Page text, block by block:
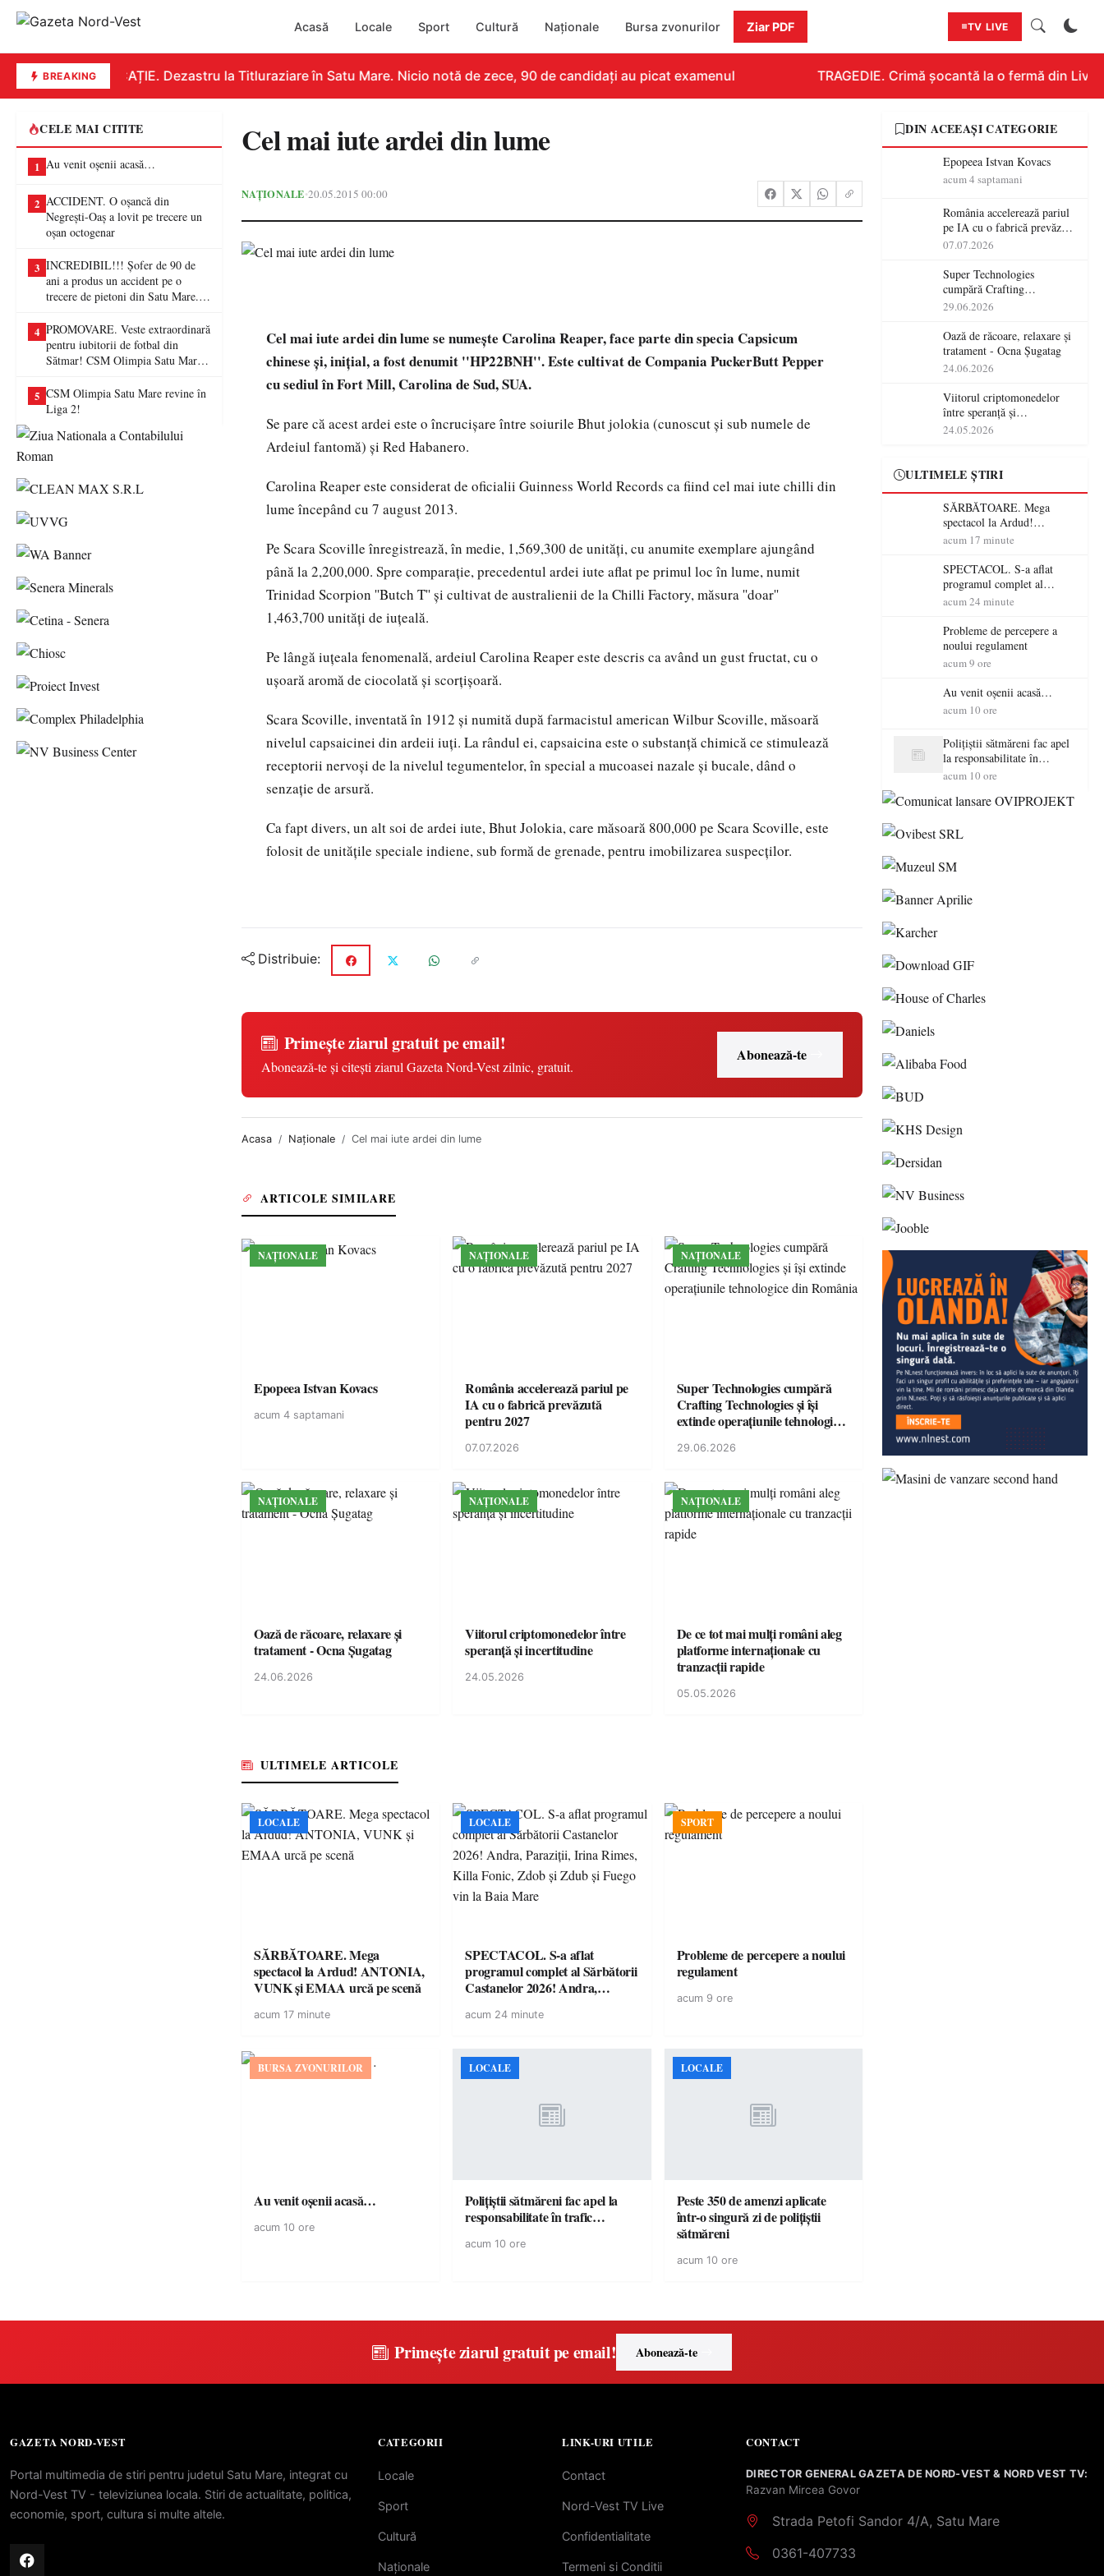
Acasă Locale Sport Cultură Naționale Bursa zvonurilor Ziar PDF TV LIVE
BREAKINGEDUCAȚIE. Dezastru la Titluraziare în Satu Mare. Nicio notă de zece, 90 de candidați au picat examenul TRAGEDIE. Crimă șocantă la o fermă din
CELE MAI CITITE
1 Au venit oșenii acasă…
2 ACCIDENT. O oșancă din
Negrești-Oaș a lovit pe trecere un
oșan octogenar
3 INCREDIBIL!!! Șofer de 90 de
ani a produs un accident pe o
trecere de pietoni din Satu Mare. O
4 PROMOVARE. Veste extraordinară
pentru iubitorii de fotbal din
Sătmar! CSM Olimpia Satu Mare
5 CSM Olimpia Satu Mare revine în
Liga 2!
Cel mai iute ardei din lume
NAȚIONALE•20.05.2015 00:00
Cel mai iute ardei din lume se numește Carolina Reaper, face parte din specia Capsicum
chinese și, inițial, a fost denumit ''HP22BNH''. Este cultivat de Compania PuckerButt Pepper
cu sediul în Fort Mill, Carolina de Sud, SUA.
Se pare că acest ardei este o încrucișare între soiurile Bhut jolokia (cunoscut și sub numele de
Ardeiul fantomă) și Red Habanero.
Carolina Reaper este considerat de oficialii Guinness World Records ca fiind cel mai iute chilli din
lume începând cu 7 august 2013.
Pe Scara Scoville înregistrează, în medie, 1,569,300 de unități, cu anumite exemplare ajungând
până la 2,200,000. Spre comparație, precedentul ardei iute aflat pe primul loc în lume, numit
Trinidad Scorpion ''Butch T'' și cultivat de australienii de la Chilli Factory, măsura ''doar''
1,463,700 unități de iuțeală.
Pe lângă iuțeala fenomenală, ardeiul Carolina Reaper este descris ca având un gust fructat, cu o
ușoară aromă de ciocolată și scorțișoară.
Scara Scoville, inventată în 1912 și numită după farmacistul american Wilbur Scoville, măsoară
nivelul capsaicinei din ardeii iuți. La rândul ei, capsaicina este o substanță chimică ce stimulează
receptorii nervoși de la nivelul tegumentelor, în special a mucoasei nazale și bucale, dând o
senzație de arsură.
Ca fapt divers, un alt soi de ardei iute, Bhut Jolokia, care măsoară 800,000 pe Scara Scoville, este
folosit de unitățile speciale indiene, sub formă de grenade, pentru imobilizarea suspecților.
Distribuie:
Primește ziarul gratuit pe email!
Abonează-te și citești ziarul Gazeta Nord-Vest zilnic, gratuit.
Abonează-te
Acasa Naționale Cel mai iute ardei din lume
ARTICOLE SIMILARE
NAȚIONALE
Epopeea Istvan Kovacs
acum 4 saptamani
NAȚIONALE
România accelerează pariul pe
IA cu o fabrică prevăzută
pentru 2027
07.07.2026
NAȚIONALE
Super Technologies cumpără
Crafting Technologies și își
extinde operațiunile tehnologice
29.06.2026
NAȚIONALE
Oază de răcoare, relaxare și
tratament - Ocna Șugatag
24.06.2026
NAȚIONALE
Viitorul criptomonedelor între
speranță și incertitudine
24.05.2026
NAȚIONALE
De ce tot mai mulți români aleg
platforme internaționale cu
tranzacții rapide
05.05.2026
ULTIMELE ARTICOLE
LOCALE
SĂRBĂTOARE. Mega
spectacol la Ardud! ANTONIA,
VUNK și EMAA urcă pe scenă
acum 17 minute
LOCALE
SPECTACOL. S-a aflat
programul complet al Sărbătorii
Castanelor 2026! Andra,
Fonic, Zdob și Zdub și Fuego
acum 24 minute
SPORT
Probleme de percepere a noului
regulament
acum 9 ore
BURSA ZVONURILOR
Au venit oșenii acasă…
acum 10 ore
LOCALE
Polițiștii sătmăreni fac apel la
responsabilitate în trafic…
acum 10 ore
LOCALE
Peste 350 de amenzi aplicate
într-o singură zi de polițiștii
sătmăreni
acum 10 ore
DIN ACEEAȘI CATEGORIE
Epopeea Istvan Kovacs
acum 4 saptamani
România accelerează pariul
pe IA cu o fabrică prevăzută
pentru 2027
07.07.2026
Super Technologies
cumpără Crafting
Technologies și își extinde
România
29.06.2026
Oază de răcoare, relaxare și
tratament - Ocna Șugatag
24.06.2026
Viitorul criptomonedelor
între speranță și
incertitudine
24.05.2026
ULTIMELE ȘTIRI
SĂRBĂTOARE. Mega
spectacol la Ardud!
ANTONIA, VUNK și
acum 17 minute
SPECTACOL. S-a aflat
programul complet al
Sărbătorii Castanelor 2026!
Rimes, Killa Fonic, Zdob și
Zdub și Fuego vin la Baia
acum 24 minute
Probleme de percepere a
noului regulament
acum 9 ore
Au venit oșenii acasă…
acum 10 ore
Polițiștii sătmăreni fac apel
la responsabilitate în
trafic…
acum 10 ore
Primește ziarul gratuit pe email! Abonează-te
GAZETA NORD-VEST
Portal multimedia de stiri pentru judetul Satu Mare, integrat cu
Nord-Vest TV - televiziunea locala. Stiri de actualitate, politica,
economie, sport, cultura si multe altele.
CATEGORII
Locale
Sport
Cultură
Naționale
LINK-URI UTILE
Contact
Nord-Vest TV Live
Confidentialitate
Termeni si Conditii
CONTACT
DIRECTOR GENERAL GAZETA DE NORD-VEST & NORD VEST TV:
Razvan Mircea Govor
Strada Petofi Sandor 4/A, Satu Mare
0361-407733